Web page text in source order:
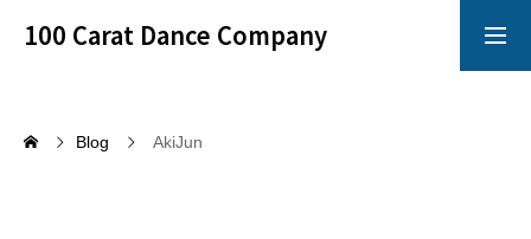
100 Carat Dance Company
Blog AkiJun